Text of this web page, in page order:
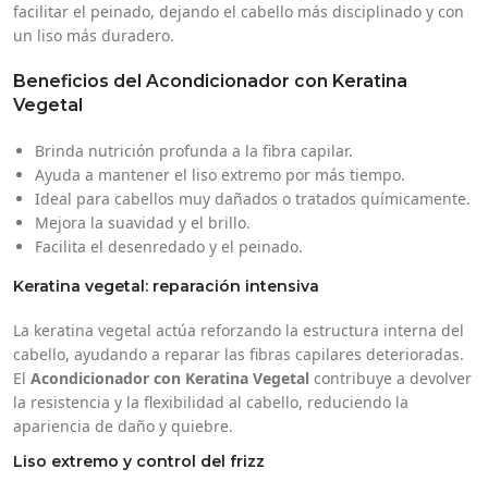
facilitar el peinado, dejando el cabello más disciplinado y con
un liso más duradero.
Beneficios del Acondicionador con Keratina
Vegetal
Brinda nutrición profunda a la fibra capilar.
Ayuda a mantener el liso extremo por más tiempo.
Ideal para cabellos muy dañados o tratados químicamente.
Mejora la suavidad y el brillo.
Facilita el desenredado y el peinado.
Keratina vegetal: reparación intensiva
La keratina vegetal actúa reforzando la estructura interna del
cabello, ayudando a reparar las fibras capilares deterioradas.
El Acondicionador con Keratina Vegetal contribuye a devolver
la resistencia y la flexibilidad al cabello, reduciendo la
apariencia de daño y quiebre.
Liso extremo y control del frizz